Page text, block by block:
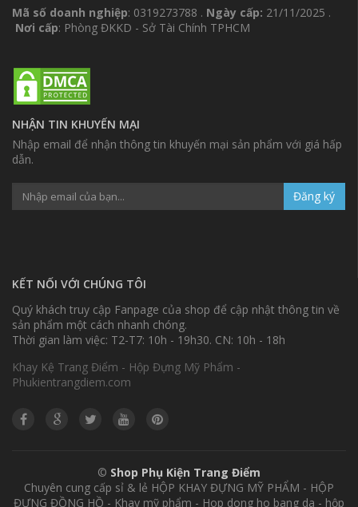
Mã số doanh nghiệp: 0319273788 . Ngày cấp: 21/11/2025 .
Nơi cấp: Phòng ĐKKD - Sở Tài Chính TPHCM
NHẬN TIN KHUYẾN MẠI
Nhập email để nhận thông tin khuyến mại sản phẩm với giá hấp
dẫn.
Đăng ký
KẾT NỐI VỚI CHÚNG TÔI
Quý khách truy cập Fanpage của shop để cập nhật thông tin về
sản phẩm một cách nhanh chóng.
Thời gian làm việc: T2-T7: 10h - 19h30. CN: 10h - 18h
Khay Kệ Trang Điểm - Hộp Đựng Mỹ Phẩm -
Phukientrangdiem.com
© Shop Phụ Kiện Trang Điểm
Chuyên cung cấp sỉ & lẻ HỘP KHAY ĐỰNG MỸ PHẨM - HỘP
ĐỰNG ĐỒNG HỒ - Khay mỹ phẩm - Hop dong ho bang da - hộp